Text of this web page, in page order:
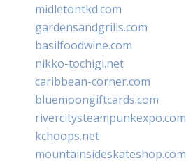
midletontkd.com
gardensandgrills.com
basilfoodwine.com
nikko-tochigi.net
caribbean-corner.com
bluemoongiftcards.com
rivercitysteampunkexpo.com
kchoops.net
mountainsideskateshop.com